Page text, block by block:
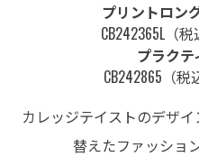
プリントロン
CB242365L （
プラク
CB242865 （
カレッジテイストのデザ
替えたファッショ